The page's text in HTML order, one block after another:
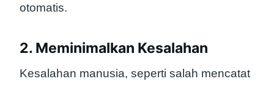
otomatis.
2. Meminimalkan Kesalahan
Kesalahan manusia, seperti salah mencatat